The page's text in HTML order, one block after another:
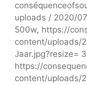
uploads / 2020/
500w, https://
content/uploads/
Jaar.jpg?resize=
https://
content/uploads/